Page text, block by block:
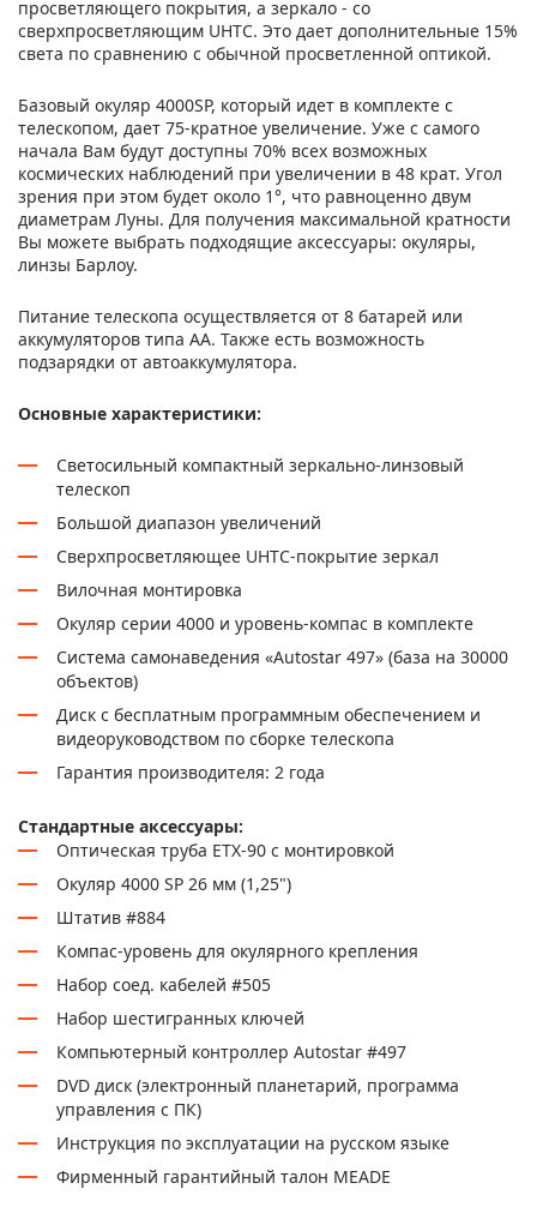
просветляющего покрытия, а зеркало - со
сверхпросветляющим UHTC. Это дает дополнительные 15%
света по сравнению с обычной просветленной оптикой.
Базовый окуляр 4000SP, который идет в комплекте с
телескопом, дает 75-кратное увеличение. Уже с самого
начала Вам будут доступны 70% всех возможных
космических наблюдений при увеличении в 48 крат. Угол
зрения при этом будет около 1°, что равноценно двум
диаметрам Луны. Для получения максимальной кратности
Вы можете выбрать подходящие аксессуары: окуляры,
линзы Барлоу.
Питание телескопа осуществляется от 8 батарей или
аккумуляторов типа АА. Также есть возможность
подзарядки от автоаккумулятора.
Основные характеристики:
Светосильный компактный зеркально-линзовый
телескоп
Большой диапазон увеличений
Cверхпросветляющее UHTC-покрытие зеркал
Вилочная монтировка
Окуляр серии 4000 и уровень-компас в комплекте
Cистема самонаведения «Autostar 497» (база на 30000
объектов)
Диск с бесплатным программным обеспечением и
видеоруководством по сборке телескопа
Гарантия производителя: 2 года
Стандартные аксессуары:
Оптическая труба ETX-90 с монтировкой
Окуляр 4000 SP 26 мм (1,25")
Штатив #884
Компас-уровень для окулярного крепления
Набор соед. кабелей #505
Набор шестигранных ключей
Компьютерный контроллер Autostar #497
DVD диск (электронный планетарий, программа
управления с ПК)
Инструкция по эксплуатации на русском языке
Фирменный гарантийный талон MEADE